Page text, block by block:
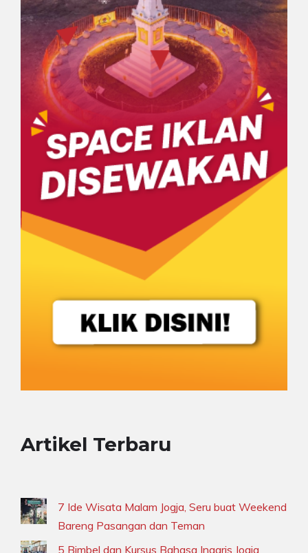
Artikel Terbaru
7 Ide Wisata Malam Jogja, Seru buat Weekend
Bareng Pasangan dan Teman
5 Bimbel dan Kursus Bahasa Inggris Jogja